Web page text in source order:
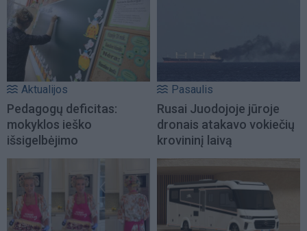
Aktualijos
Pedagogų deficitas:
mokyklos ieško
išsigelbėjimo
Pasaulis
Rusai Juodojoje jūroje
dronais atakavo vokiečių
krovininį laivą